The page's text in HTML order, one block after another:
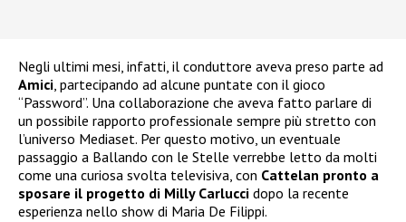
Negli ultimi mesi, infatti, il conduttore aveva preso parte ad
Amici, partecipando ad alcune puntate con il gioco
“Password”. Una collaborazione che aveva fatto parlare di
un possibile rapporto professionale sempre più stretto con
l’universo Mediaset. Per questo motivo, un eventuale
passaggio a Ballando con le Stelle verrebbe letto da molti
come una curiosa svolta televisiva, con Cattelan pronto a
sposare il progetto di Milly Carlucci dopo la recente
esperienza nello show di Maria De Filippi.